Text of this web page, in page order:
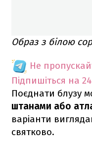
Образ з білою
Не
Підпишіться на
Поєднати блузу
штанами або
варіанти
святково.